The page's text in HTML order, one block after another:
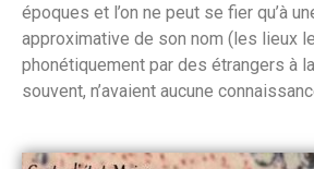
époques et l’on ne peut se fier qu’à
approximative de son nom (les lieux
phonétiquement par des étrangers à
souvent, n’avaient aucune